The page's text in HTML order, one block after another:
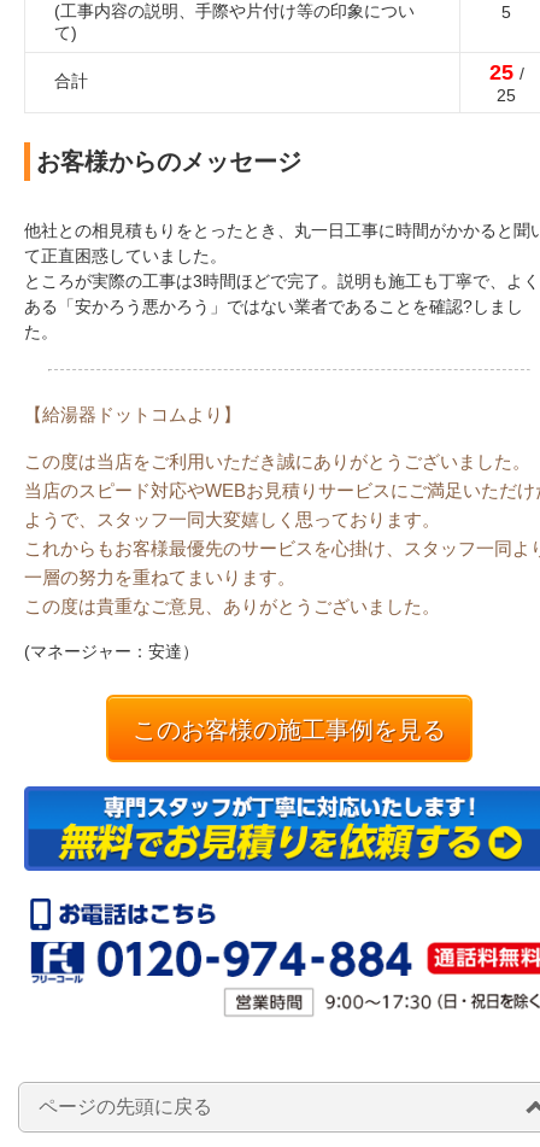
(工事内容の説明、手際や片付け等の印象につい
て)
5
合計 25 /
25
お客様からのメッセージ
他社との相見積もりをとったとき、丸一日工事に時間がかかると聞
て正直困惑していました。
ところが実際の工事は3時間ほどで完了。説明も施工も丁寧で、よく
ある「安かろう悪かろう」ではない業者であることを確認?しまし
た。
【給湯器ドットコムより】
この度は当店をご利用いただき誠にありがとうございました。
当店のスピード対応やWEBお見積りサービスにご満足いただけ
ようで、スタッフ一同大変嬉しく思っております。
これからもお客様最優先のサービスを心掛け、スタッフ一同よ
一層の努力を重ねてまいります。
この度は貴重なご意見、ありがとうございました。
(マネージャー：安達）
このお客様の施工事例を見る
ページの先頭に戻る